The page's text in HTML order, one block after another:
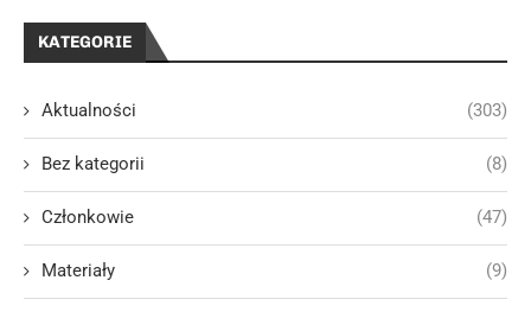
KATEGORIE
Aktualności (303)
Bez kategorii (8)
Członkowie (47)
Materiały (9)